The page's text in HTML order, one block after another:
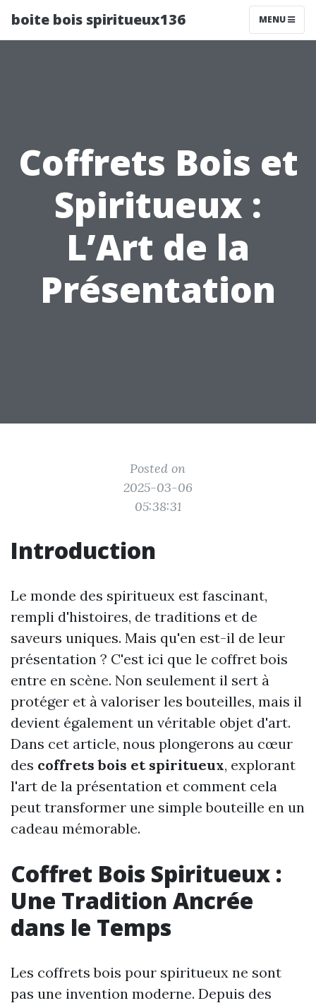
boite bois spiritueux136 MENU
Coffrets Bois et
Spiritueux :
L’Art de la
Présentation
Posted on
2025-03-06
05:38:31
Introduction
Le monde des spiritueux est fascinant,
rempli d'histoires, de traditions et de
saveurs uniques. Mais qu'en est-il de leur
présentation ? C'est ici que le coffret bois
entre en scène. Non seulement il sert à
protéger et à valoriser les bouteilles, mais il
devient également un véritable objet d'art.
Dans cet article, nous plongerons au cœur
des coffrets bois et spiritueux, explorant
l'art de la présentation et comment cela
peut transformer une simple bouteille en un
cadeau mémorable.
Coffret Bois Spiritueux :
Une Tradition Ancrée
dans le Temps
Les coffrets bois pour spiritueux ne sont
pas une invention moderne. Depuis des